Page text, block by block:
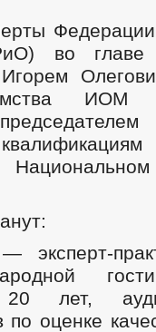
во главе
эксперт-
20 лет,
по оценке